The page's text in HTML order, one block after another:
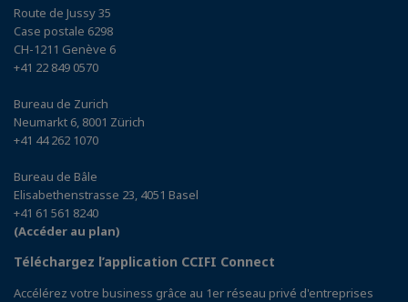
Route de Jussy 35
Case postale 6298
CH-1211 Genève 6
+41 22 849 0570
Bureau de Zurich
Neumarkt 6, 8001 Zürich
+41 44 262 1070
Bureau de Bâle
Elisabethenstrasse 23, 4051 Basel
+41 61 561 8240
(Accéder au plan)
Téléchargez l’application CCIFI Connect
Accélérez votre business grâce au 1er réseau privé d'entreprises